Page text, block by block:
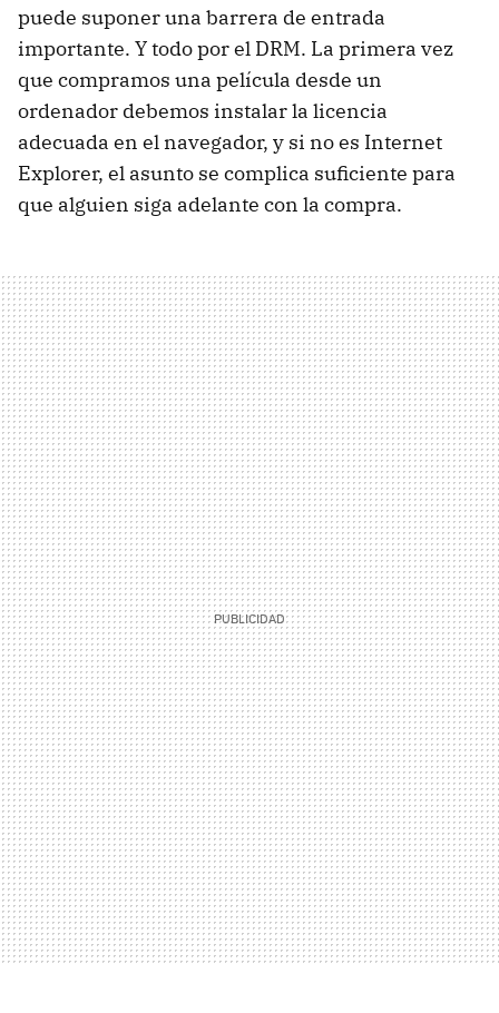
puede suponer una barrera de entrada
importante. Y todo por el DRM. La primera vez
que compramos una película desde un
ordenador debemos instalar la licencia
adecuada en el navegador, y si no es Internet
Explorer, el asunto se complica suficiente para
que alguien siga adelante con la compra.